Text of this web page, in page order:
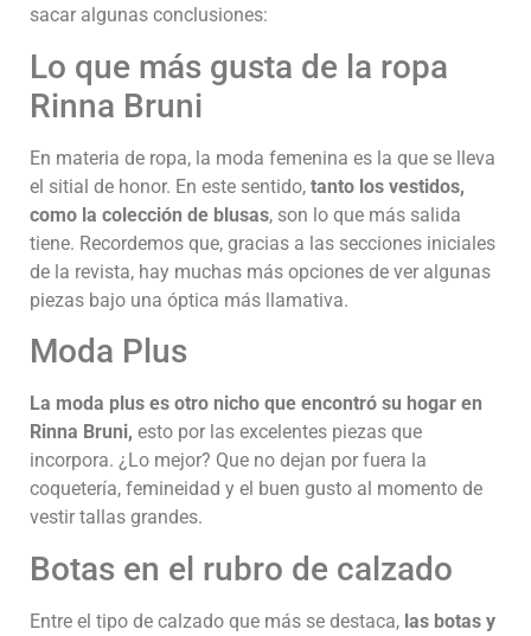
sacar algunas conclusiones:
Lo que más gusta de la ropa
Rinna Bruni
En materia de ropa, la moda femenina es la que se lleva
el sitial de honor. En este sentido, tanto los vestidos,
como la colección de blusas, son lo que más salida
tiene. Recordemos que, gracias a las secciones iniciales
de la revista, hay muchas más opciones de ver algunas
piezas bajo una óptica más llamativa.
Moda Plus
La moda plus es otro nicho que encontró su hogar en
Rinna Bruni, esto por las excelentes piezas que
incorpora. ¿Lo mejor? Que no dejan por fuera la
coquetería, femineidad y el buen gusto al momento de
vestir tallas grandes.
Botas en el rubro de calzado
Entre el tipo de calzado que más se destaca, las botas y